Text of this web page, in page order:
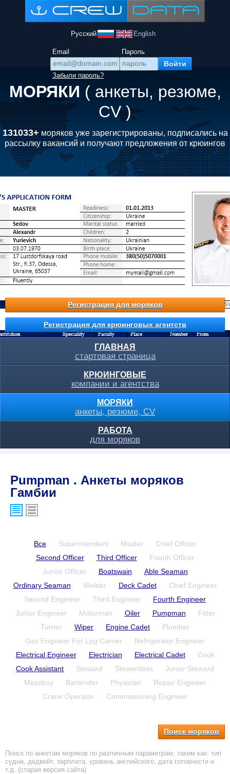
Русский English
Email Пароль
Забыли пароль?
МОРЯКИ ( анкеты, резюме,
CV )
131033+моряков уже зарегистрированы, подписались на
рассылку вакансий и получают предложения от крюингов
Регистрация для моряков
Регистрация для крюинговых агентств
ГЛАВНАЯ
стартовая страница
КРЮИНГОВЫЕ
компании и агентства
МОРЯКИ
анкеты, резюме, CV
РАБОТА
для моряков
Pumpman . Анкеты моряков
Гамбии
Все Superintendent Master
Chief Officer
Second Officer
Third Officer
Fourth Officer
Junior Officer
Boatswain
Able Seaman
Ordinary Seaman
Welder Deck Cadet
Chief Engineer
Second Engineer
Third Engineer
Fourth Engineer
Junior Engineer
Motorman Oiler Pumpman
Fitter
Turner
Wiper Engine Cadet
Plumber
Gas Engineer For Lpg Carrier
Refrigerator Engineer
Electrical Engineer
Electrician Electrical Cadet
Cook
Cook Assistant
Steward Stewardess
Junior Steward
Messboy
Bartender Physician
Repair Engineer
Crane Operator
Commissioning Engineer
Поиск моряков
Поиск по анкетам моряков по различным параметрам, таким как: тип
судна, дедвейт, зарплата, уровень английского, дата готовности и
т.д. (старая версия сайта)